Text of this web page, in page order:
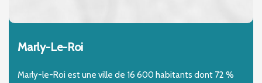
Marly-Le-Roi
Marly-le-Roi est une ville de 16 600 habitants dont 72 %